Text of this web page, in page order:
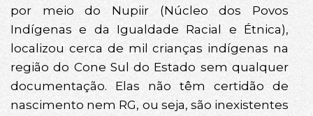
por meio do Nupiir (Núcleo dos Povos
Indígenas e da Igualdade Racial e Étnica),
localizou cerca de mil crianças indígenas na
região do Cone Sul do Estado sem qualquer
documentação. Elas não têm certidão de
nascimento nem RG, ou seja, são inexistentes